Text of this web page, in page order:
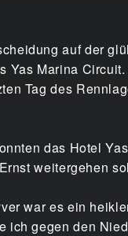
auf der
Yas Marina
Tag des
das Hotel
weitergehen
war es ein
ich gegen den